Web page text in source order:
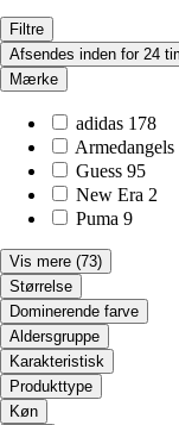
Filtre
Afsendes inden for 24
Mærke
adidas 178
Armedangels
Guess 95
New Era 2
Puma 9
Vis mere (73)
Størrelse
Dominerende farve
Aldersgruppe
Karakteristisk
Produkttype
Køn